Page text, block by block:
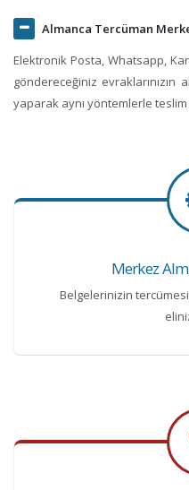
Almanca Tercüman
Elektronik Posta, Whatsapp,
göndereceğiniz
yaparak aynı yöntemlerle
Merkez
Belgelerinizin